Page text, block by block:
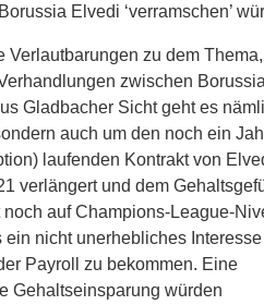
Elvedi ‘verramschen’
Verlautbarungen zu dem Thema,
zwischen
Gladbacher Sicht geht es
auch um den noch ein
laufenden Kontrakt von
verlängert und dem
auf Champions-League-
ein nicht unerhebliches
Payroll zu bekommen. Eine
Gehaltseinsparung würden